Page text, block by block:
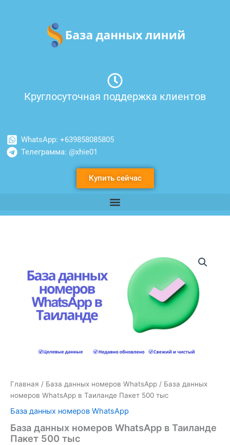
содержимому
Круглосуточная поддержка клиентов
WhatsApp: +639858085805
Телеграмма: @xhie01
Купить сейчас
Главная / База данных номеров WhatsApp / База данных
номеров WhatsApp в Таиланде Пакет 500 тыс
База данных номеров WhatsApp
База данных номеров WhatsApp в Таиланде
Пакет 500 тыс
данных
WhatsApp
Таиланде